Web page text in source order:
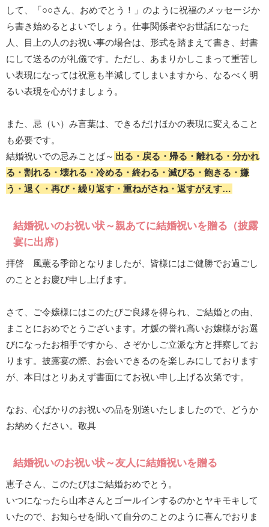
して、「○○さん、おめでとう！」のように祝福のメッセージか
ら書き始めるとよいでしょう。仕事関係者やお世話になった
人、目上の人のお祝い事の場合は、形式を踏まえて書き、封書
にして送るのが礼儀です。ただし、あまりかしこまって重苦し
い表現になっては祝意も半減してしまいますから、なるべく明
るい表現を心がけましょう。
また、忌（い）み言葉は、できるだけほかの表現に変えること
も必要です。
結婚祝いでの忌みことば～ 出る・戻る・帰る・離れる・分かれ
る・割れる・壊れる・冷める・終わる・滅びる・飽きる・嫌
う・退く・再び・繰り返す・重ねがさね・返すがえす…
結婚祝いのお祝い状～親あてに結婚祝いを贈る（披露
宴に出席）
拝啓 風薫る季節となりましたが、皆様にはご健勝でお過ごし
のこととお慶び申し上げます。
さて、ご令嬢様にはこのたびご良縁を得られ、ご結婚との由、
まことにおめでとうございます。才媛の誉れ高いお嬢様がお選
びになったお相手ですから、さぞかしご立派な方と拝察してお
ります。披露宴の際、お会いできるのを楽しみにしております
が、本日はとりあえず書面にてお祝い申し上げる次第です。
なお、心ばかりのお祝いの品を別送いたしましたので、どうか
お納めください。敬具
結婚祝いのお祝い状～友人に結婚祝いを贈る
恵子さん、このたびはご結婚おめでとう。
いつになったら山本さんとゴールインするのかとヤキモキして
いたので、お知らせを聞いて自分のことのように喜んでおりま